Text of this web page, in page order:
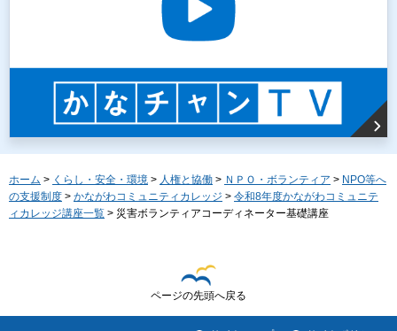
ホーム > くらし・安全・環境 > 人権と協働 > ＮＰＯ・ボランティア > NPO等へ
の支援制度 > かながわコミュニティカレッジ > 令和8年度かながわコミュニテ
ィカレッジ講座一覧 > 災害ボランティアコーディネーター基礎講座
ページの先頭へ戻る